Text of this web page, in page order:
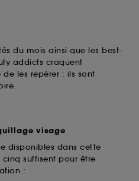
du mois ainsi que les best-
addicts craquent
les repérer : ils sont
visage
disponibles dans cette
suffisent pour être
: